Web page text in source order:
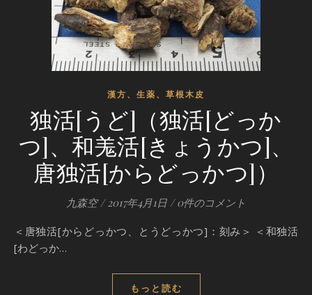
漢方、生薬、草根木皮
独活[うど]（独活[どっか
つ]、和羗活[きょうかつ]、
唐独活[からどっかつ]）
九森空 / 2017年4月1日 / 0件のコメント
＜唐独活[からどっかつ、とうどっかつ]：刻み＞ ＜和独活
[わどっか…
もっと読む